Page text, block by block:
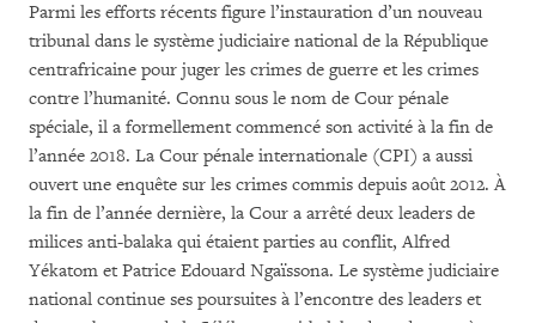
Parmi les efforts récents figure l’instauration d’un nouveau
tribunal dans le système judiciaire national de la République
centrafricaine pour juger les crimes de guerre et les crimes
contre l’humanité. Connu sous le nom de Cour pénale
spéciale, il a formellement commencé son activité à la fin de
l’année 2018. La Cour pénale internationale (CPI) a aussi
ouvert une enquête sur les crimes commis depuis août 2012. À
la fin de l’année dernière, la Cour a arrêté deux leaders de
milices anti-balaka qui étaient parties au conflit, Alfred
Yékatom et Patrice Edouard Ngaïssona. Le système judiciaire
national continue ses poursuites à l’encontre des leaders et